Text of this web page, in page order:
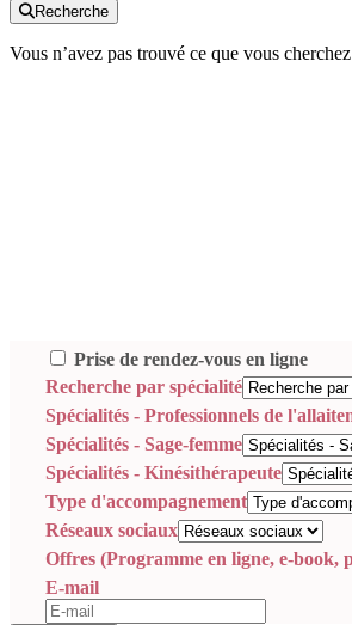
Recherche
Vous n’avez pas trouvé ce que vous
Prise de rendez-vous en ligne
Recherche par spécialité
Spécialités - Professionnels de
Spécialités - Sage-femme
Spécialités - Kinésithérapeute
Type d'accompagnement
Réseaux sociaux
Offres (Programme en ligne, e-book,
E-mail